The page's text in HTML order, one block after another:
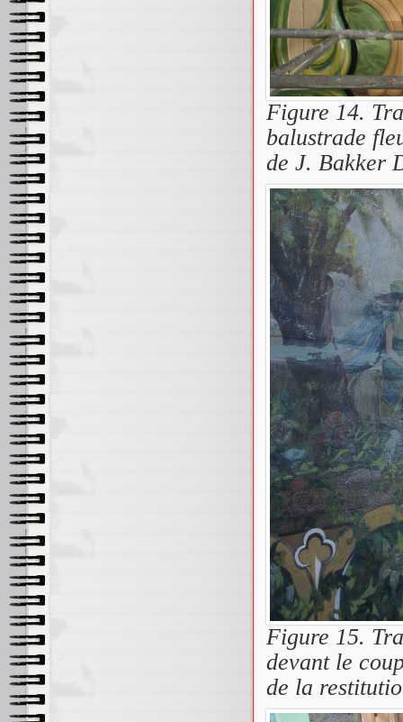
Figure 14.
balustrade
de J. Bakker
Figure 15.
devant le
de la